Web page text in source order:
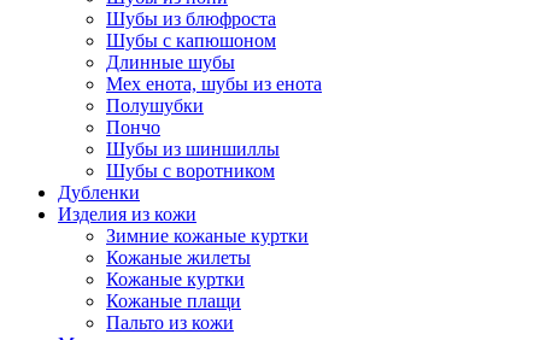
Шубы из блюфроста
Шубы с капюшоном
Длинные шубы
Мех енота, шубы из енота
Полушубки
Пончо
Шубы из шиншиллы
Шубы с воротником
Дубленки
Изделия из кожи
Зимние кожаные куртки
Кожаные жилеты
Кожаные куртки
Кожаные плащи
Пальто из кожи